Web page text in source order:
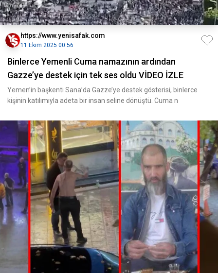
https://www.yenisafak.com
11 Ekim 2025 00:56
Binlerce Yemenli Cuma namazının ardından
Gazze’ye destek için tek ses oldu VİDEO İZLE
Yemen’in başkenti Sana’da Gazze’ye destek gösterisi, binlerce
kişinin katılımıyla adeta bir insan seline dönüştü. Cuma n